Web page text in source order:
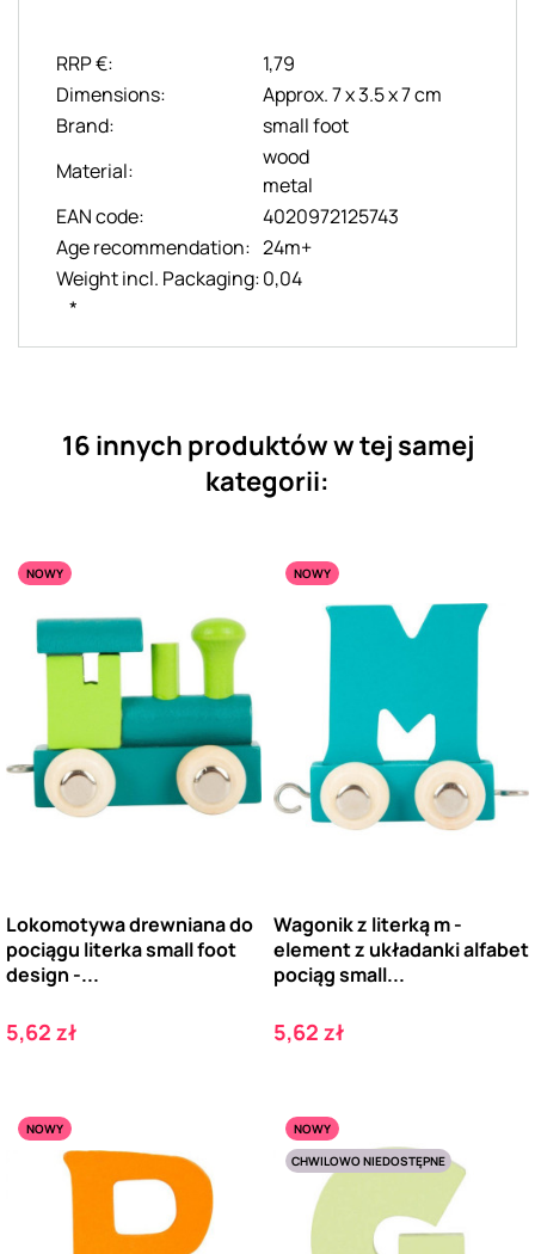
RRP €:
1,79
Dimensions:
Approx. 7 x 3.5 x 7 cm
Brand:
small foot
Material:
wood
metal
EAN code:
4020972125743
Age recommendation: 24m+
Weight incl. Packaging:0,04
*
16 innych produktów w tej samej
kategorii:
NOWY
Lokomotywa drewniana do
pociągu literka small foot
design -...
Cena
5,62 zł
NOWY
Wagonik z literką m -
element z układanki alfabet
pociąg small...
Cena
5,62 zł
NOWY
NOWY
CHWILOWO NIEDOSTĘPNE